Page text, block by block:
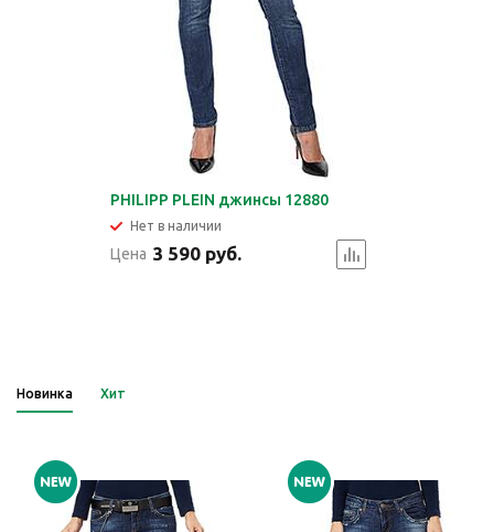
PHILIPP PLEIN джинсы 12880
Нет в наличии
Цена 3 590 руб.
Новинка Хит